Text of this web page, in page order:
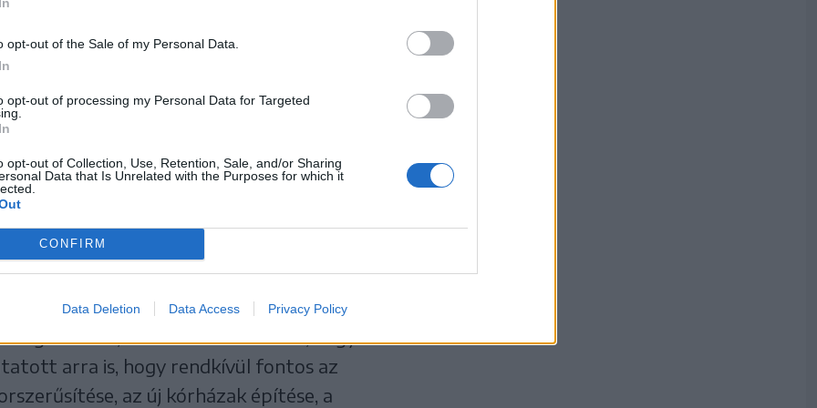
opt-out of the Sale of my Personal Data.
opt-out of processing my Personal Data for Targeted
opt-out of Collection, Use, Retention, Sale, and/or Sharing
Data that Is Unrelated with the Purposes for which it
CONFIRM
Data Deletion Data Access Privacy Policy
ban.
lesznek a hat vizsgaközpontban, a
a 200 kérdés
százalékára kell helyes választ adni. A
pontszám függvényében zajlik – közölte a
és arra biztatta őket, hogy
arra is, hogy rendkívül fontos az
az új kórházak építése, a